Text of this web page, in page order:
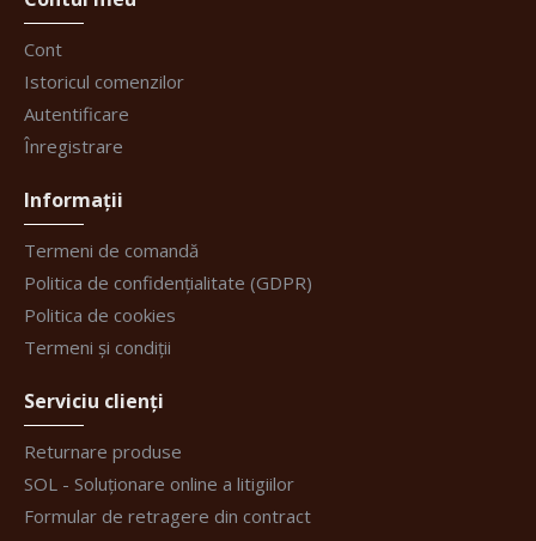
Cont
Istoricul comenzilor
Autentificare
Înregistrare
Informații
Termeni de comandă
Politica de confidențialitate (GDPR)
Politica de cookies
Termeni și condiții
Serviciu clienți
Returnare produse
SOL - Soluționare online a litigiilor
Formular de retragere din contract